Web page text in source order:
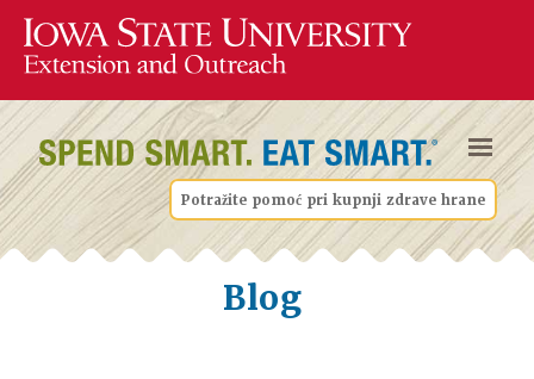
Potražite pomoć pri kupnji zdrave hrane
Blog